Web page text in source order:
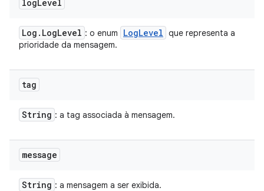
logLevel
Log . LogLevel : o enum LogLevel que representa a
prioridade da mensagem.
tag
String : a tag associada à mensagem.
message
String : a mensagem a ser exibida.